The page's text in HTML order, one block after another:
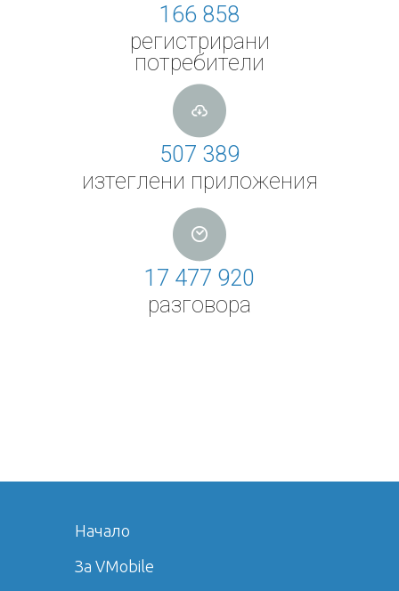
166 858
регистрирани
потребители
507 389
изтеглени приложения
17 477 920
разговора
Начало
За VMobile